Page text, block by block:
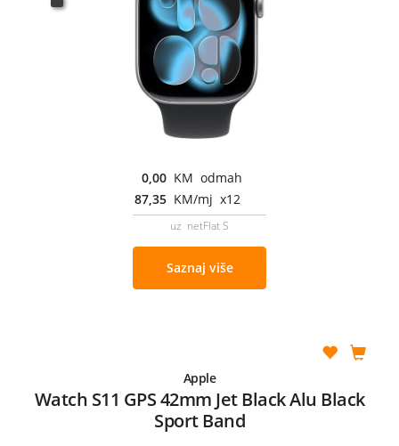
0,00 KM odmah
87,35 KM/mj x12
uz netFlat S
Saznaj više
Apple
Watch S11 GPS 42mm Jet Black Alu Black
Sport Band